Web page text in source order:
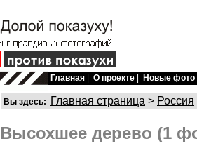
Главная О проекте Новые фото
Вы здесь: Главная страница > Россия
Высохшее дерево (1